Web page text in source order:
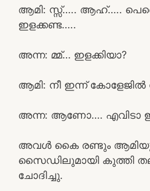
ആമി: സ്സ്‌….. ആഹ്…..
ഇളക്കണ്ട…..
അന്ന: മ്മ്… ഇളക്കിയാ?
ആമി: നീ ഇന്ന്
അന്ന: ആണോ…. എവിടാ
അവൾ കൈ രണ്ടും
സൈഡിലുമായി കുത്തി
ചോദിച്ചു.